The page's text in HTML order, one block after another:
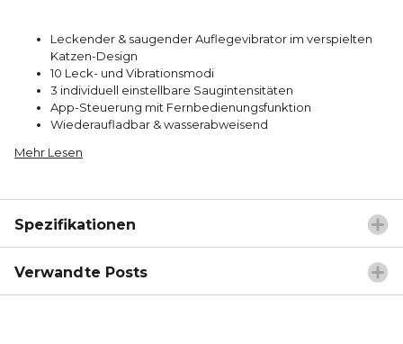
Leckender & saugender Auflegevibrator im verspielten
Katzen-Design
10 Leck- und Vibrationsmodi
3 individuell einstellbare Saugintensitäten
App-Steuerung mit Fernbedienungsfunktion
Wiederaufladbar & wasserabweisend
Mehr Lesen
Spezifikationen
Verwandte Posts